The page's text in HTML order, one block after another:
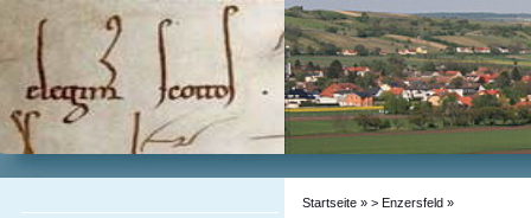
Startseite » > Enzersfeld »